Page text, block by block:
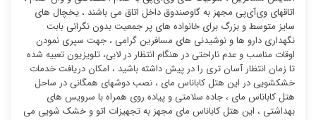
اتاقهای وی‌آی‌پی مجهز به گاوصندوق داخل اتاق می باشند ، یخچال های
سایز متوسط و بزرگ برای خانواده های پر جمعیت بدون نگرانی بابت
نگهداری دارو ها و نوشیدنی های مسافرین گرامی ، جهت سپری نمودن
اوقات مناسب و عدم ناراحتی در هنگام انتظار در لابی، تلویزیون تعبیه شده
تا زمان انتظار آسان تری را در پیش داشته باشید ، امکان دریافت خدمات
خشکشویی در این هتل کاباناس مای ، نصب دوشهای همگانی در ساحل
هتل کاباناس مای ، جاده سلامتی و پیاده روی همراه با سرویس های
بهداشتی ، این هتل کاباناس مای مجهز به تجهیزات اتو و خشک شویی می